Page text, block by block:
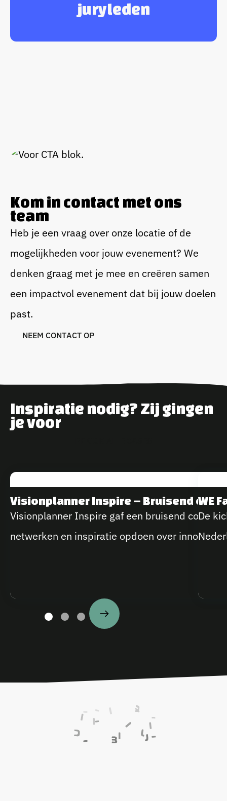
juryleden
Kom in contact met ons
team
Heb je een vraag over onze locatie of de
mogelijkheden voor jouw evenement? We
denken graag met je mee en creëren samen
een impactvol evenement dat bij jouw doelen
past.
NEEM CONTACT OP
Inspiratie nodig? Zij gingen
je voor
Visionplanner Inspire – Bruisend en
Visionplanner Inspire gaf een bruisend
netwerken en inspiratie opdoen over
WE
De